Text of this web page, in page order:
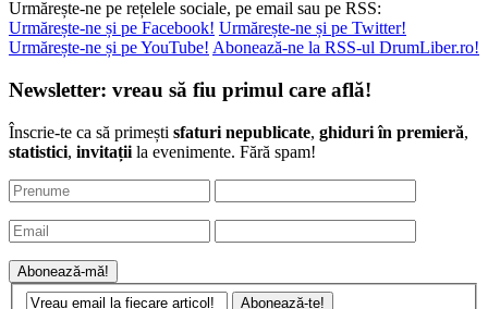
Înscrie-te ca să primeștisfaturi nepublicate,ghiduri în premieră
statistici,invitațiila evenimente. Fără spam!
Proiecte și sfaturi utile